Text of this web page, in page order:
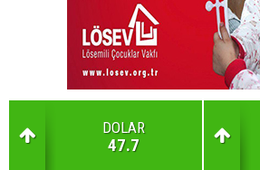
DOLAR
47.7